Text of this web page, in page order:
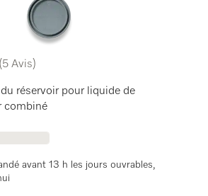
5
(5 Avis)
réservoir pour liquide de
combiné
avant 13 h les jours ouvrables,